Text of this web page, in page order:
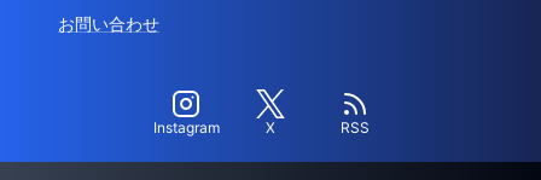
お問い合わせ
Instagram X RSS